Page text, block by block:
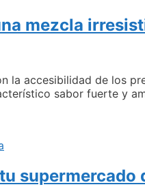
mezcla
la accesibilidad de los
sabor fuerte y
supermercado